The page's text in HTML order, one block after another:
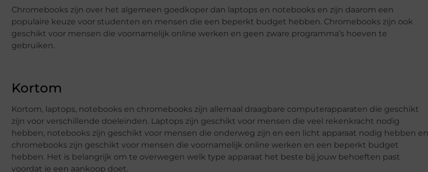
Chromebooks zijn over het algemeen goedkoper dan laptops en notebooks en zijn daarom een
populaire keuze voor studenten en mensen die een beperkt budget hebben. Chromebooks zijn ook
geschikt voor mensen die voornamelijk online werken en geen zware programma’s hoeven te
gebruiken.
Kortom
Kortom, laptops, notebooks en chromebooks zijn allemaal draagbare computerapparaten die geschikt
zijn voor verschillende doeleinden. Laptops zijn geschikt voor mensen die veel rekenkracht nodig
hebben, notebooks zijn geschikt voor mensen die onderweg zijn en een licht apparaat nodig hebben en
chromebooks zijn geschikt voor mensen die voornamelijk online werken en een beperkt budget
hebben. Het is belangrijk om te overwegen welk type apparaat het beste bij jouw behoeften past
voordat je een aankoop doet.